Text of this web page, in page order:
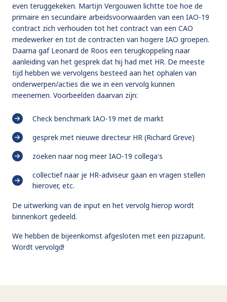
even teruggekeken. Martijn Vergouwen lichtte toe hoe de
primaire en secundaire arbeidsvoorwaarden van een IAO-19
contract zich verhouden tot het contract van een CAO
medewerker en tot de contracten van hogere IAO groepen.
Daarna gaf Leonard de Roos een terugkoppeling naar
aanleiding van het gesprek dat hij had met HR. De meeste
tijd hebben we vervolgens besteed aan het ophalen van
onderwerpen/acties die we in een vervolg kunnen
meenemen. Voorbeelden daarvan zijn:
Check benchmark IAO-19 met de markt
gesprek met nieuwe directeur HR (Richard Greve)
zoeken naar nog meer IAO-19 collega's
collectief naar je HR-adviseur gaan en vragen stellen
hierover, etc.
De uitwerking van de input en het vervolg hierop wordt
binnenkort gedeeld.
We hebben de bijeenkomst afgesloten met een pizzapunt.
Wordt vervolgd!